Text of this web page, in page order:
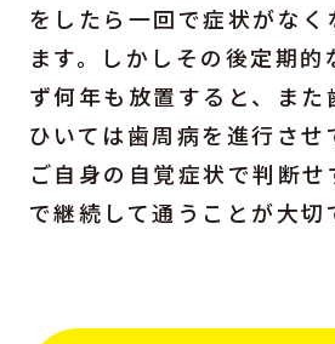
をしたら一回で症状がなく
ます。しかしその後定期的
ず何年も放置すると、また
ひいては歯周病を進行させ
ご自身の自覚症状で判断せ
で継続して通うことが大切